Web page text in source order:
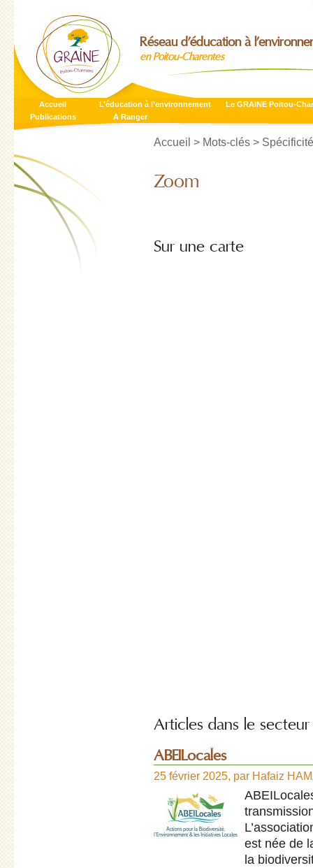
Réseau d’éducation à
en Poitou-Charentes
Accueil L’éducation à l’environnement
Le GRAINE Poitou-
Publications
A Ranger
Accueil > Mots-clés >
Zoom
Sur une carte
Articles dans le secteur
ABEILocales
25 février 2025, par Hafaiz
est née de
la